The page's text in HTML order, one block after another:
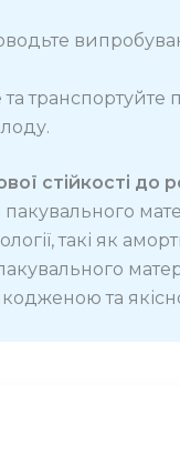
та
стійкості до
пакувального
такі як
та